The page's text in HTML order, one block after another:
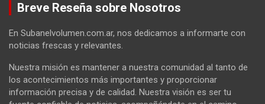
Breve Reseña sobre Nosotros
En Subanelvolumen.com.ar, nos dedicamos a informarte con
noticias frescas y relevantes.
Nuestra misión es mantener a nuestra comunidad al tanto de
los acontecimientos más importantes y proporcionar
información precisa y de calidad. Nuestra visión es ser tu